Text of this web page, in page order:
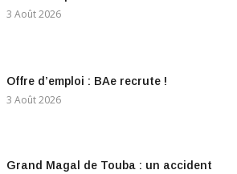
3 Août 2026
Offre d’emploi : BAe recrute !
3 Août 2026
Grand Magal de Touba : un accident